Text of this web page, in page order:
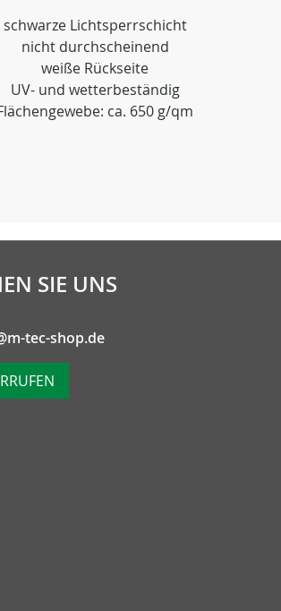
schwarze Lichtsperrschicht
nicht durchscheinend
weiße Rückseite
UV- und wetterbeständig
ca. 650 g/qm
SIE UNS
tec-shop.de